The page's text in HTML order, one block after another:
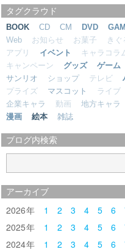
タグクラウド
BOOK CD CM DVD
Web
お知らせ お菓子 きぐ
アプリ
イベント キャラコラ
キャンペーン
グッズ ゲーム
サンリオ
ショップ テレビ
プライズ
マスコット ライブ
企業キャラ
動画 地方キャラ
漫画
絵本 雑誌
ブログ内検索
アーカイブ
2026 1 2 3 4 5 6
2025
1 2 3 4 5 6
2024
1 2 3 4 5 6